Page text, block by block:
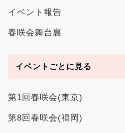
イベント報告
春咲会舞台裏
イベントごとに見る
第1回春咲会(東京)
第8回春咲会(福岡)